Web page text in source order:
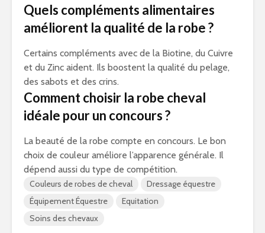
Quels compléments alimentaires
améliorent la qualité de la robe ?
Certains compléments avec de la Biotine, du Cuivre
et du Zinc aident. Ils boostent la qualité du pelage,
des sabots et des crins.
Comment choisir la robe cheval
idéale pour un concours ?
La beauté de la robe compte en concours. Le bon
choix de couleur améliore l’apparence générale. Il
dépend aussi du type de compétition.
Couleurs de robes de cheval
Dressage équestre
Équipement Équestre
Equitation
Soins des chevaux